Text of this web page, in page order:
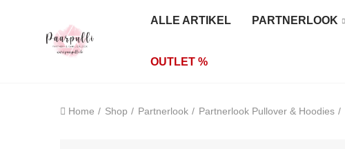
ALLE ARTIKEL PARTNERLOOK
OUTLET %
Home Shop Partnerlook Partnerlook Pullover & Hoodies